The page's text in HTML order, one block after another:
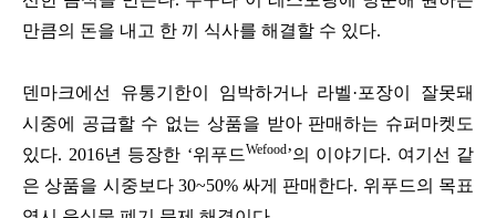
만큼의 돈을 내고 한 끼 식사를 해결할 수 있다.
덴마크에선 유통기한이 임박하거나 라벨·포장이 잘못돼
시중에 공급할 수 없는 상품을 받아 판매하는 슈퍼마켓도
있다. 2016년 등장한 ‘위푸드Wefood’의 이야기다. 여기선 같
은 상품을 시중보다 30~50% 싸게 판매한다. 위푸드의 목표